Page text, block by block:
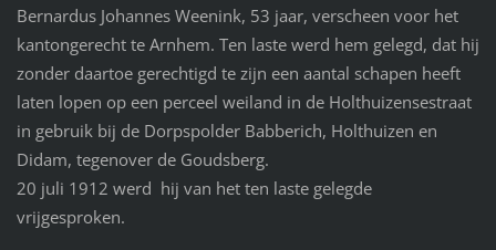
Bernardus Johannes Weenink, 53 jaar, verscheen voor het
kantongerecht te Arnhem. Ten laste werd hem gelegd, dat hij
zonder daartoe gerechtigd te zijn een aantal schapen heeft
laten lopen op een perceel weiland in de Holthuizensestraat
in gebruik bij de Dorpspolder Babberich, Holthuizen en
Didam, tegenover de Goudsberg.
20 juli 1912 werd hij van het ten laste gelegde
vrijgesproken.